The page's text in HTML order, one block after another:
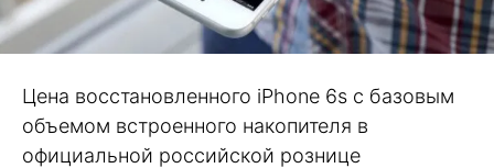
Цена восстановленного iPhone 6s с базовым
объемом встроенного накопителя в
официальной российской рознице